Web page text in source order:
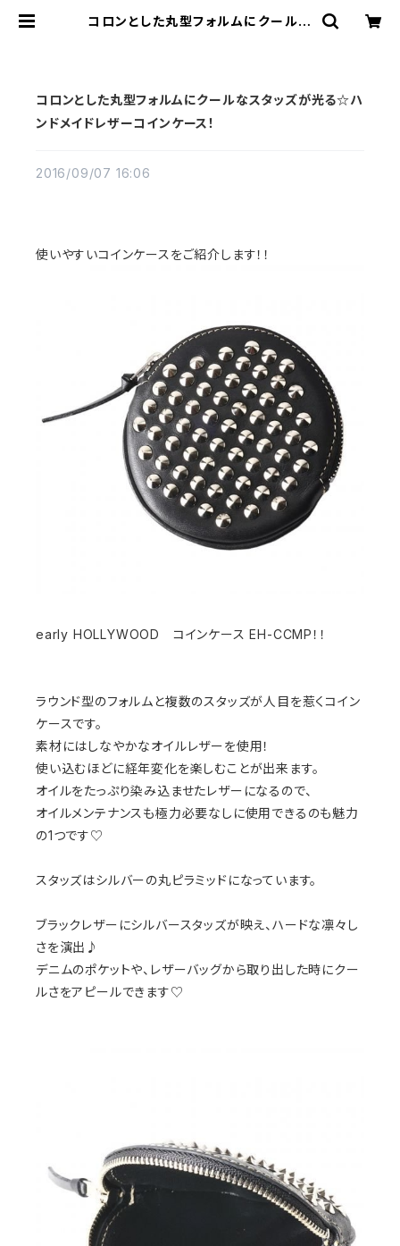
コロンとした丸型フォルムにクールな
コロンとした丸型フォルムにクールなスタッズが光る☆ハ
ンドメイドレザーコインケース！
2016/09/07 16:06
使いやすいコインケースをご紹介します！！
early HOLLYWOOD コインケース EH-CCMP！！
ラウンド型のフォルムと複数のスタッズが人目を惹くコイン
ケースです。
素材にはしなやかなオイルレザーを使用！
使い込むほどに経年変化を楽しむことが出来ます。
オイルをたっぷり染み込ませたレザーになるので、
オイルメンテナンスも極力必要なしに使用できるのも魅力
の1つです♡
スタッズはシルバーの丸ピラミッドになっています。
ブラックレザーにシルバースタッズが映え、ハードな凛々し
さを演出♪
デニムのポケットや、レザーバッグから取り出した時にクー
ルさをアピールできます♡